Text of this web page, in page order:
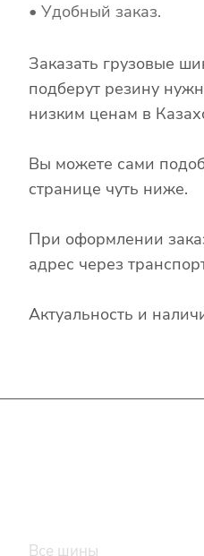
• Удобный заказ.
Заказать грузовые
подберут резину
низким ценам в
Вы можете сами
странице чуть ниже.
При оформлении
адрес через
Актуальность и
Все шины